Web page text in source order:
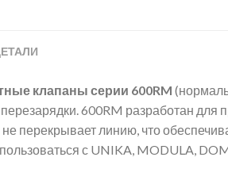
клапаны серии 600RM
600RM разработан для
перекрывает линию, что
с UNIKA, MODULA,